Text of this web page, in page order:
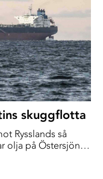
skuggflotta
Rysslands så
olja på Östersjön,